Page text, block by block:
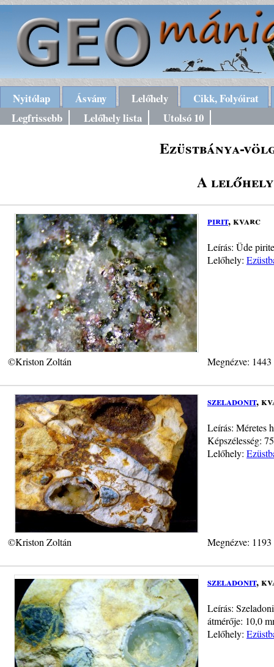
Nyitólap Ásvány Lelőhely
Cikk, Folyóirat
Legfrissebb
Lelőhely lista Utolsó 10
Ezüstbánya-
A lelőhely
pirit, kvarc
Leírás: Üde
Lelőhely:
©Kriston Zoltán Megnézve:
szeladonit,
Leírás: Méretes
Képszélesség:
Lelőhely:
©Kriston Zoltán Megnézve:
szeladonit,
Leírás:
átmérője: 10,0
Lelőhely: